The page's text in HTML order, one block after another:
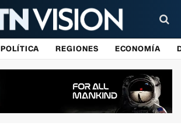
POLÍTICA REGIONES ECONOMÍA